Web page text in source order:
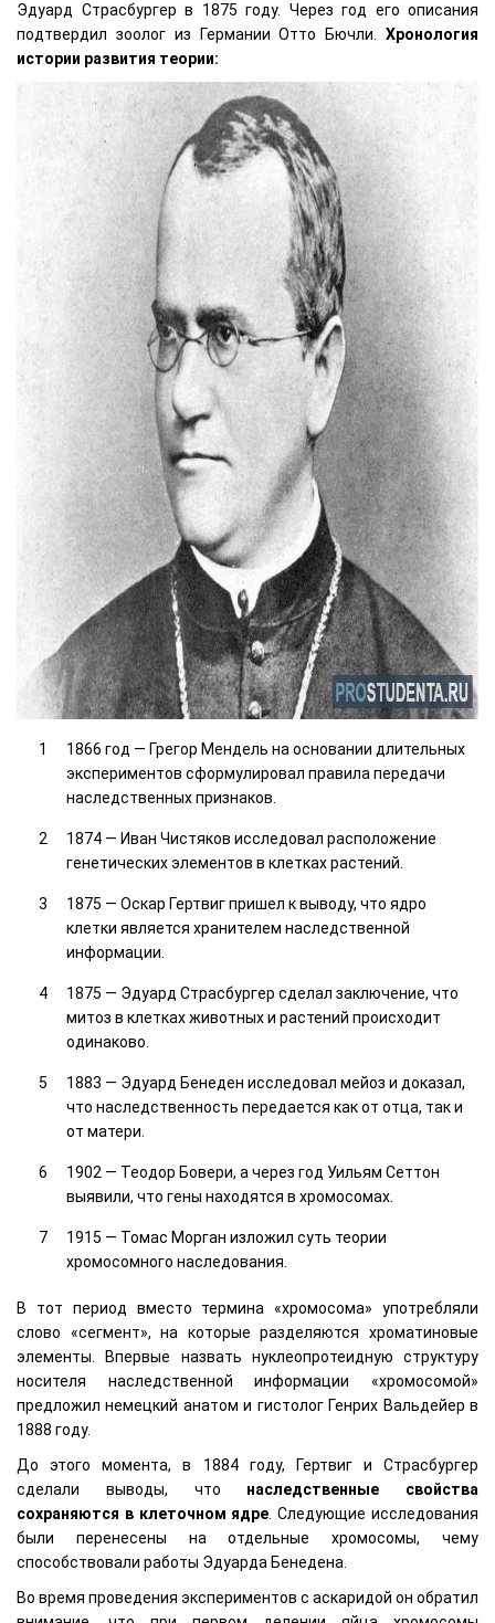
Эдуард Страсбургер в 1875 году. Через год его описания
подтвердил зоолог из Германии Отто Бючли. Хронология
истории развития теории:
1866 год — Грегор Мендель на основании длительных
экспериментов сформулировал правила передачи
наследственных признаков.
1874 — Иван Чистяков исследовал расположение
генетических элементов в клетках растений.
1875 — Оскар Гертвиг пришел к выводу, что ядро
клетки является хранителем наследственной
информации.
1875 — Эдуард Страсбургер сделал заключение, что
митоз в клетках животных и растений происходит
одинаково.
1883 — Эдуард Бенеден исследовал мейоз и доказал,
что наследственность передается как от отца, так и
от матери.
1902 — Теодор Бовери, а через год Уильям Сеттон
выявили, что гены находятся в хромосомах.
1915 — Томас Морган изложил суть теории
хромосомного наследования.
В тот период вместо термина «хромосома» употребляли
слово «сегмент», на которые разделяются хроматиновые
элементы. Впервые назвать нуклеопротеидную структуру
носителя наследственной информации «хромосомой»
предложил немецкий анатом и гистолог Генрих Вальдейер в
1888 году.
До этого момента, в 1884 году, Гертвиг и Страсбургер
сделали выводы, что наследственные свойства
сохраняются в клеточном ядре . Следующие исследования
были перенесены на отдельные хромосомы, чему
способствовали работы Эдуарда Бенедена.
Во время проведения экспериментов с аскаридой он обратил